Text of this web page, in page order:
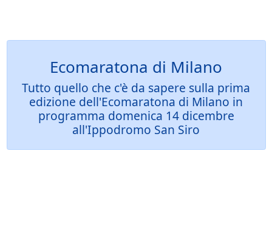
Ecomaratona di Milano
Tutto quello che c'è da sapere sulla prima
edizione dell'Ecomaratona di Milano in
programma domenica 14 dicembre
all'Ippodromo San Siro